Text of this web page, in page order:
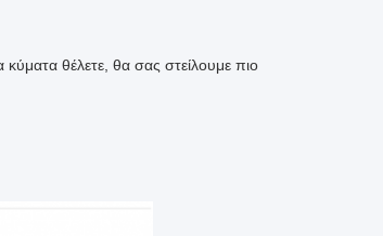
θέλετε, θα σας στείλουμε πιο